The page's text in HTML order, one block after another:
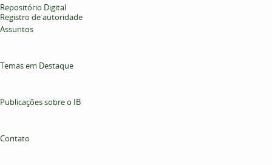
Repositório Digital
Registro de autoridade
Assuntos
Temas em Destaque
Publicações sobre o IB
Contato